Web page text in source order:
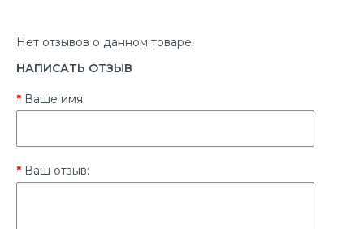
Нет отзывов о данном товаре.
НАПИСАТЬ ОТЗЫВ
Ваше имя:
Ваш отзыв: